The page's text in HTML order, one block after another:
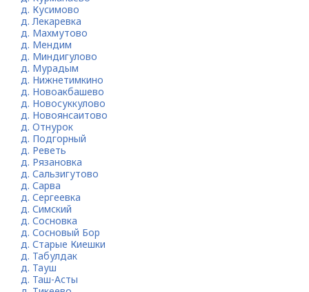
д. Кусимово
д. Лекаревка
д. Махмутово
д. Мендим
д. Миндигулово
д. Мурадым
д. Нижнетимкино
д. Новоакбашево
д. Новосуккулово
д. Новоянсаитово
д. Отнурок
д. Подгорный
д. Реветь
д. Рязановка
д. Сальзигутово
д. Сарва
д. Сергеевка
д. Симский
д. Сосновка
д. Сосновый Бор
д. Старые Киешки
д. Табулдак
д. Тауш
д. Таш-Асты